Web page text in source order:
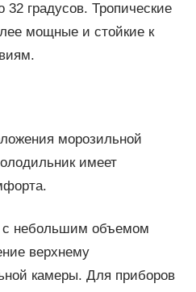
градусов. Тропические
мощные и стойкие к
морозильной
имеет
с небольшим объемом
верхнему
камеры. Для приборов